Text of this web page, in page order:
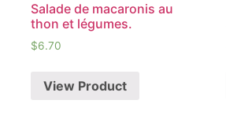
Salade de macaronis au
thon et légumes.
$6.70
View Product